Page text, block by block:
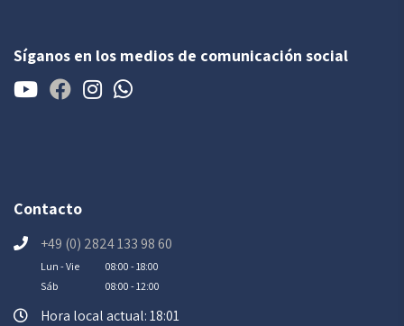
Síganos en los medios de comunicación social
Contacto
+49 (0) 2824 133 98 60
Lun - Vie
08:00 - 18:00
Sáb
08:00 - 12:00
Hora local actual: 18:01